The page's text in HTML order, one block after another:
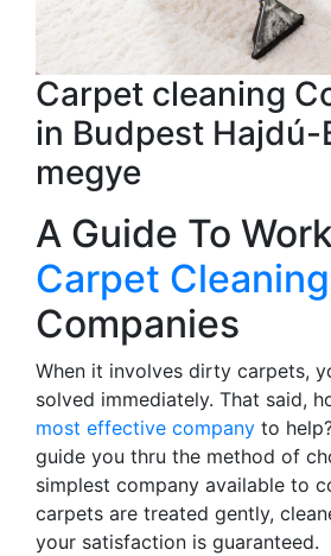
Carpet cleaning
in Budpest Hajdú-
megye
A Guide To
Carpet Cleaning
Companies
When it involves dirty carpets,
solved immediately. That said,
most effective company to
guide you thru the method of
simplest company available to
carpets are treated gently,
your satisfaction is guaranteed.